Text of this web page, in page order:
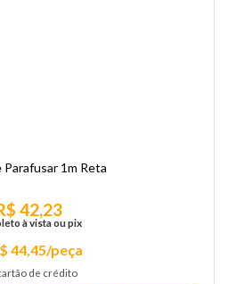
1m Reta
44,45/peça
de crédito
42,23
à vista ou pix